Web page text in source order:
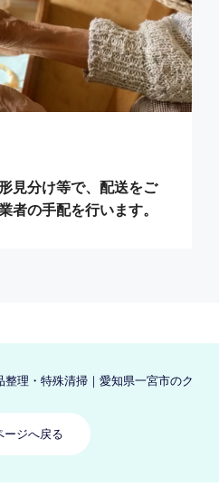
見分け等で、配送をご
者の手配を行います。
理・特殊清掃｜愛知県一宮市のクリ
ージへ戻る